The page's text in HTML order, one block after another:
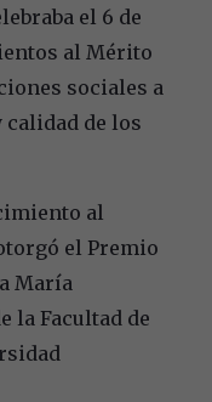
el 6 de
al Mérito
sociales a
calidad de los
al
el Premio
María
la Facultad de